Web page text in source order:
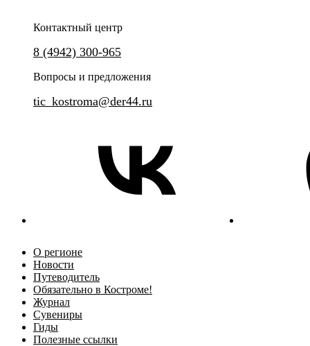
отрасли региона
Контактный центр
8 (4942) 300-965
Вопросы и предложения
tic_kostroma@der44.ru
О регионе
Новости
Путеводитель
Обязательно в Костроме!
Журнал
Сувениры
Гиды
Полезные ссылки